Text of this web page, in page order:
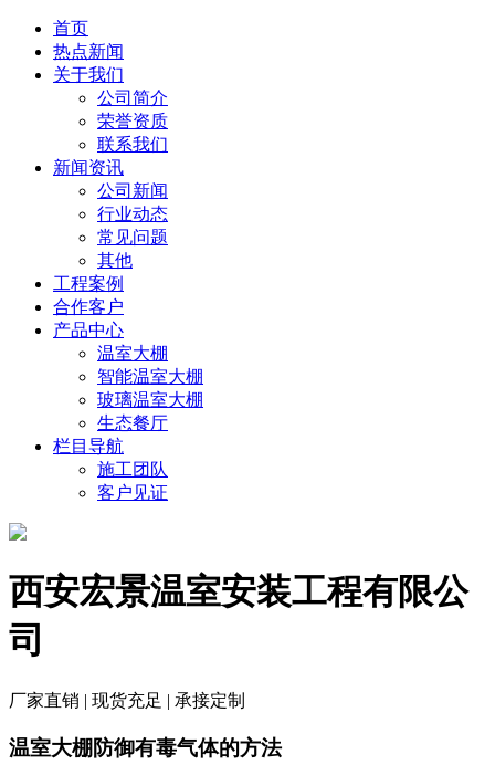
首页
热点新闻
关于我们
公司简介
荣誉资质
联系我们
新闻资讯
公司新闻
行业动态
常见问题
其他
工程案例
合作客户
产品中心
温室大棚
智能温室大棚
玻璃温室大棚
生态餐厅
栏目导航
施工团队
客户见证
西安宏景温室安装工程有限公
司
厂家直销 | 现货充足 | 承接定制
温室大棚防御有毒气体的方法